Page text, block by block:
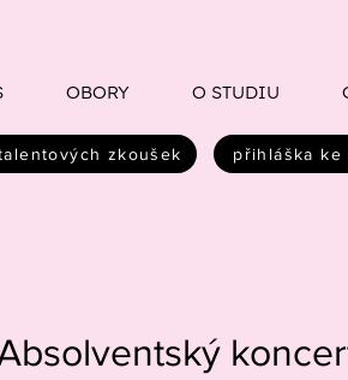
OBORY O STUDIU
zkoušek přihláška ke